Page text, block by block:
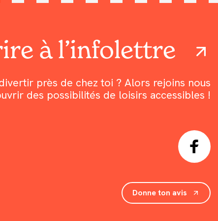
à l’infolettre
près de chez toi ? Alors rejoins nous
des possibilités de loisirs accessibles !
Donne ton avis